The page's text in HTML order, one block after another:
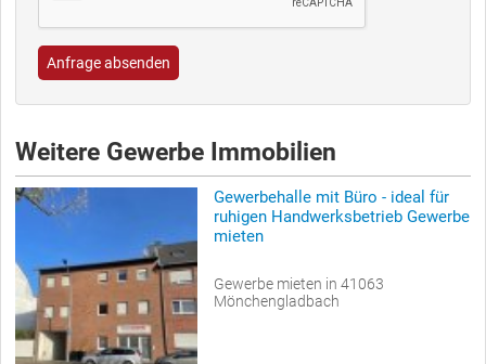
Anfrage absenden
Weitere Gewerbe Immobilien
Gewerbehalle mit Büro - ideal für
ruhigen Handwerksbetrieb Gewerbe
mieten
Gewerbe mieten in 41063
Mönchengladbach